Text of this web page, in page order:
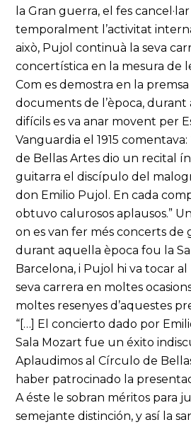
la Gran guerra, el fes cancel·lar
temporalment l’activitat
això, Pujol continuà la seva
concertística en la mesura de
Com es demostra en la premsa
documents de l’època, durant
difícils es va anar movent per
Vanguardia el 1915
de Bellas Artes dio un recital
guitarra el discípulo del
don Emilio Pujol. En cada
obtuvo calurosos aplausos.”
on es van fer més concerts de
durant aquella època fou la
Barcelona, i Pujol hi va tocar
seva carrera en moltes
moltes resenyes d’aquestes
“[…] El concierto dado por
Sala Mozart fue un éxito
Aplaudimos al Círculo de
haber patrocinado la
A éste le sobran méritos para
semejante distinción, y así la